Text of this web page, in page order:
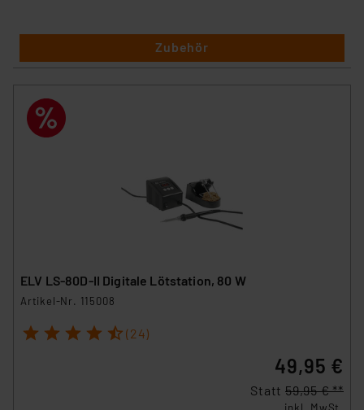
Zubehör
ELV LS-80D-II Digitale Lötstation, 80 W
Artikel-Nr. 115008
1 2 3 4 5 (24)
49,95 €
Statt 59,95 € **